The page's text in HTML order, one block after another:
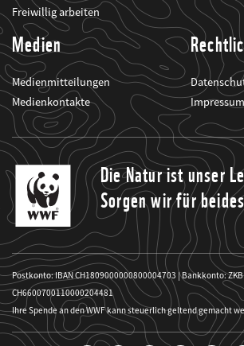
Freiwillig arbeiten
Medien
Medienmitteilungen
Medienkontakte
Impressum
Die Natur ist unser
Sorgen wir für
Postkonto: IBAN CH1809000000800004703 | Bankkonto:
CH6600700110000204481
Ihre Spende an den WWF kann steuerlich geltend gemacht